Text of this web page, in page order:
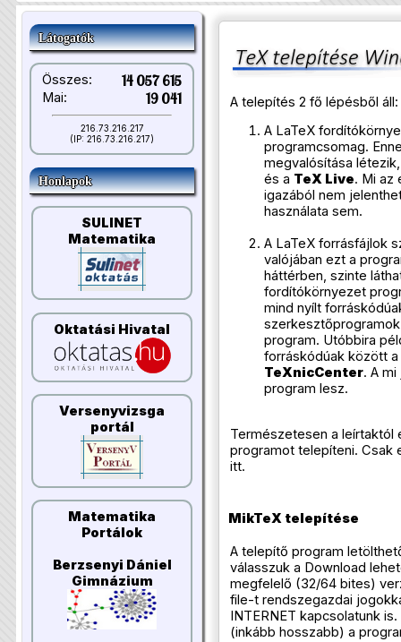
Látogatók
Összes: 14 057 615
Mai: 19 041
216.73.216.217
(IP: 216.73.216.217)
Honlapok
SULINET
Matematika
Oktatási Hivatal
Versenyvizsga
portál
Matematika
Portálok
Berzsenyi Dániel
Gimnázium
A telepítés 2 fő lépésből áll:
A LaTeX
programcsomag.
megvalósítása
és a TeX Live. Mi az
igazából nem
használata sem.
A LaTeX forrásfájlok
valójában ezt a
háttérben, szinte
fordítókörnyezet
mind nyílt
program. Utóbbira
forráskódúak között
TeXnicCenter. A
program lesz.
Természetesen a leírtaktól
programot telepíteni. Csak
itt.
MikTeX telepítése
A telepítő program
válasszuk a Download
megfelelő (32/64 bites)
file-t rendszegazdai
INTERNET kapcsolatunk
(inkább hosszabb) a